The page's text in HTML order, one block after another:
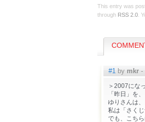
This entry was
through RSS 2.0 .
#1 by mkr -
＞2007にな
「昨日」を
ゆりさんは
私は「さく
でも、こち